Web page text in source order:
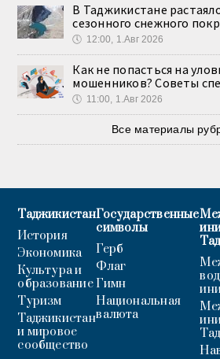
В Таджикистане
сезонного снежного
🕔 12:00, 1.Авг 2026
Как не попасться на
мошенников? Советы
🕔 11:00, 1.Авг 2026
Все материалы
Таджикистан
История
Экономика
Культура и
образование
Туризм
Таджикистан
и мировое
сообщество
Государственные
символы
Герб
Флаг
Гимн
Национальная
валюта